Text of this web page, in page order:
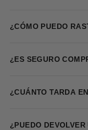
¿CÓMO PUEDO
¿ES SEGURO
¿CUÁNTO TARDA
¿PUEDO